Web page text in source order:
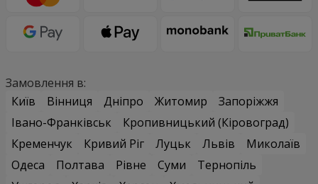
Замовлення в:
Київ
Вінниця Дніпро Житомир
Запоріжжя
Івано-Франківськ
Кропивницький (Кіровоград)
Кременчук
Кривий Ріг Луцьк Львів
Миколаїв
Одеса
Полтава Рівне Суми
Тернопіль